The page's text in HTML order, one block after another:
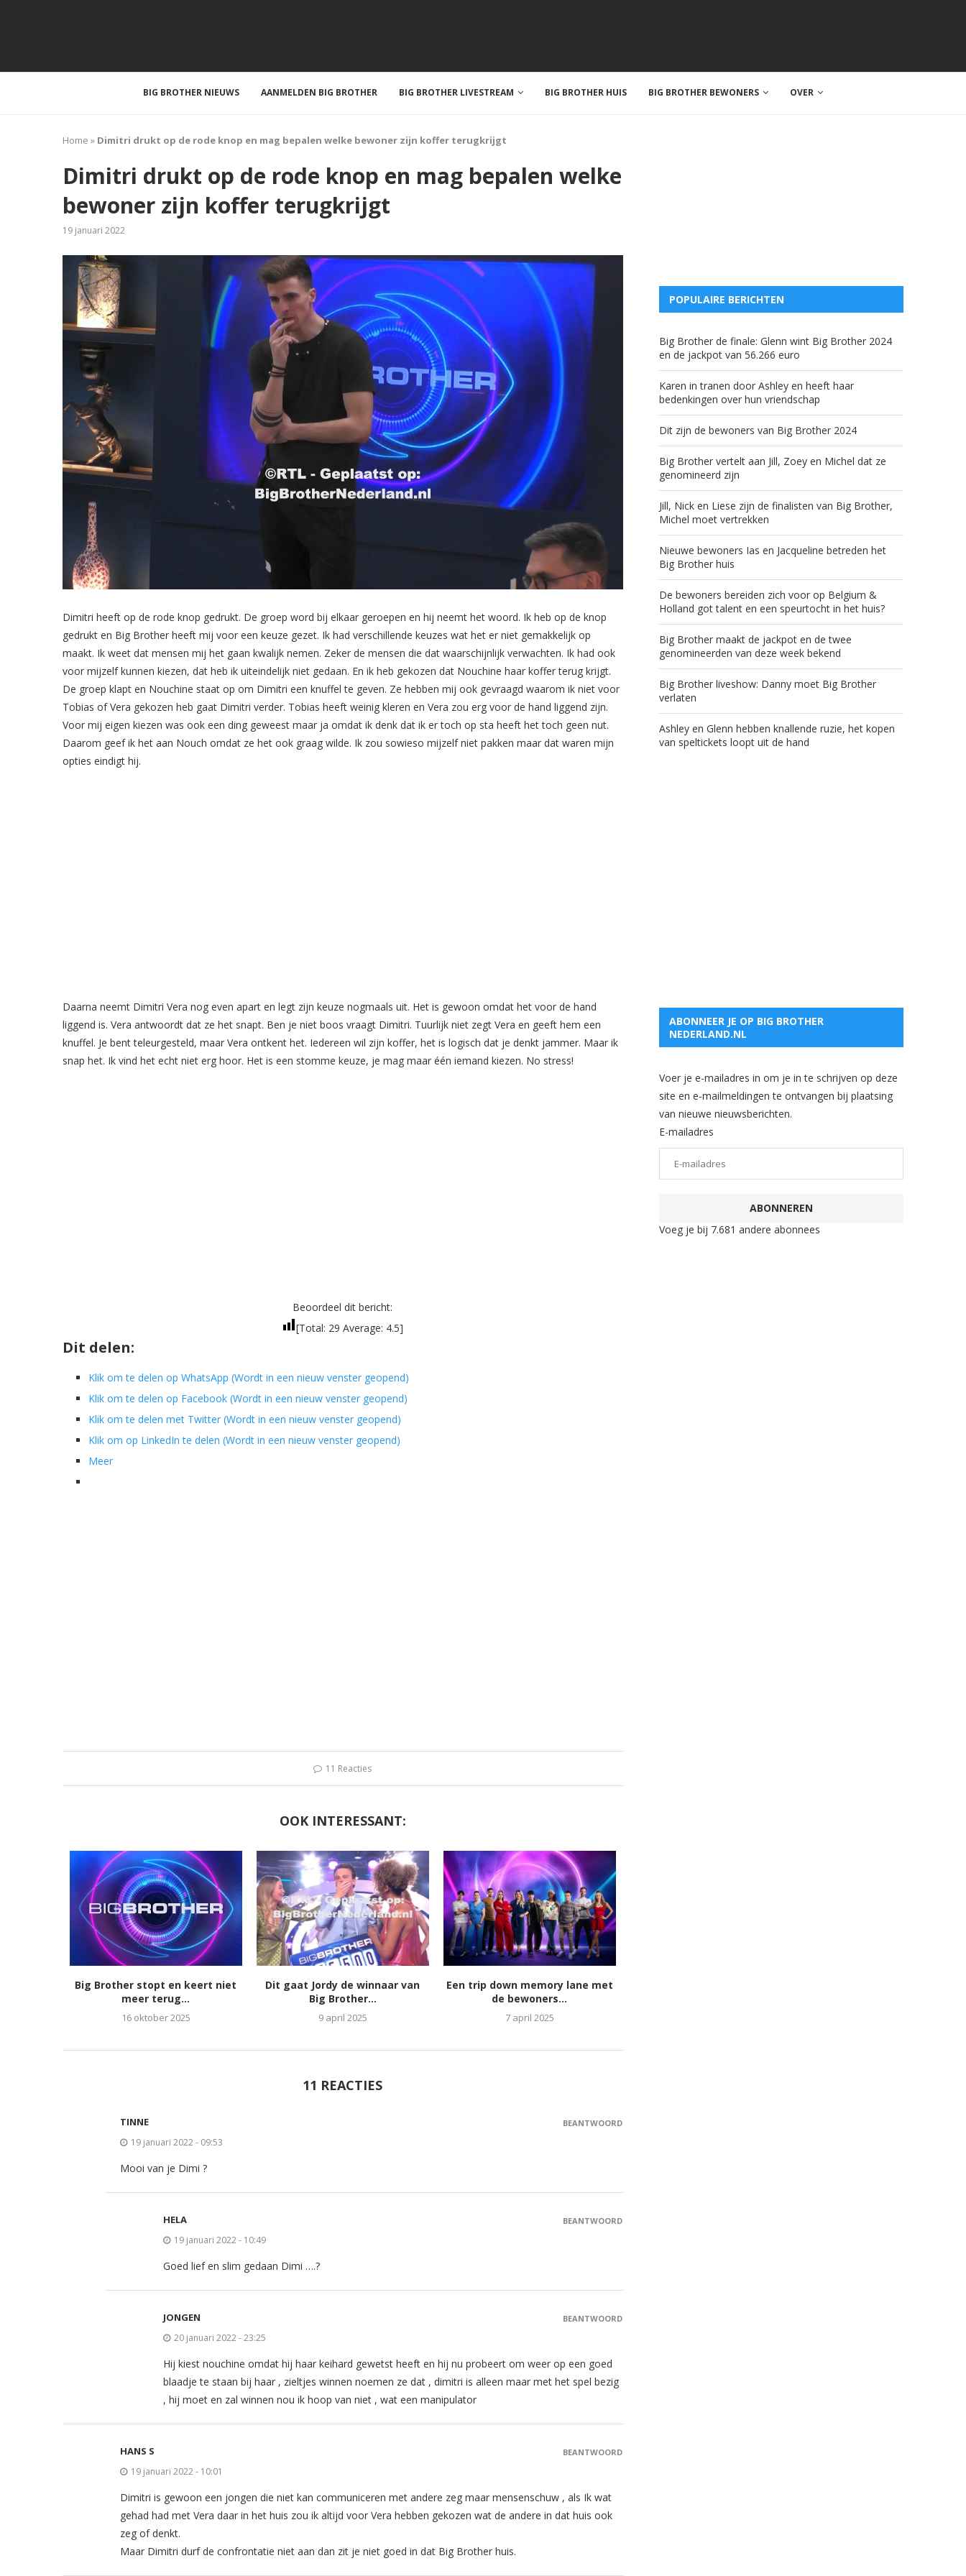
BIG BROTHER NIEUWS AANMELDEN BIG BROTHER BIG BROTHER LIVESTREAM BIG BROTHER HUIS BIG BROTHER BEWONERS OVER
Home » Dimitri drukt op de rode knop en mag bepalen welke bewoner zijn koffer terugkrijgt
Dimitri drukt op de rode knop en mag bepalen welke
bewoner zijn koffer terugkrijgt
19 januari 2022
Dimitri heeft op de rode knop gedrukt. De groep word bij elkaar geroepen en hij neemt het woord. Ik heb op de knop
gedrukt en Big Brother heeft mij voor een keuze gezet. Ik had verschillende keuzes wat het er niet gemakkelijk op
maakt. Ik weet dat mensen mij het gaan kwalijk nemen. Zeker de mensen die dat waarschijnlijk verwachten. Ik had ook
voor mijzelf kunnen kiezen, dat heb ik uiteindelijk niet gedaan. En ik heb gekozen dat Nouchine haar koffer terug krijgt.
De groep klapt en Nouchine staat op om Dimitri een knuffel te geven. Ze hebben mij ook gevraagd waarom ik niet voor
Tobias of Vera gekozen heb gaat Dimitri verder. Tobias heeft weinig kleren en Vera zou erg voor de hand liggend zijn.
Voor mij eigen kiezen was ook een ding geweest maar ja omdat ik denk dat ik er toch op sta heeft het toch geen nut.
Daarom geef ik het aan Nouch omdat ze het ook graag wilde. Ik zou sowieso mijzelf niet pakken maar dat waren mijn
opties eindigt hij.
Daarna neemt Dimitri Vera nog even apart en legt zijn keuze nogmaals uit. Het is gewoon omdat het voor de hand
liggend is. Vera antwoordt dat ze het snapt. Ben je niet boos vraagt Dimitri. Tuurlijk niet zegt Vera en geeft hem een
knuffel. Je bent teleurgesteld, maar Vera ontkent het. Iedereen wil zijn koffer, het is logisch dat je denkt jammer. Maar ik
snap het. Ik vind het echt niet erg hoor. Het is een stomme keuze, je mag maar één iemand kiezen. No stress!
Beoordeel dit bericht:
[Total: 29 Average: 4.5]
Dit delen:
Klik om te delen op WhatsApp (Wordt in een nieuw venster geopend)
Klik om te delen op Facebook (Wordt in een nieuw venster geopend)
Klik om te delen met Twitter (Wordt in een nieuw venster geopend)
Klik om op LinkedIn te delen (Wordt in een nieuw venster geopend)
Meer
11 Reacties
OOK INTERESSANT:
Big Brother stopt en keert niet
meer terug...
16 oktober 2025
Dit gaat Jordy de winnaar van
Big Brother...
9 april 2025
Een trip down memory lane met
de bewoners...
7 april 2025
11 REACTIES
TINNE
19 januari 2022 - 09:53
Mooi van je Dimi ?
BEANTWOORD
HELA
19 januari 2022 - 10:49
Goed lief en slim gedaan Dimi ….?
BEANTWOORD
JONGEN
20 januari 2022 - 23:25
Hij kiest nouchine omdat hij haar keihard gewetst heeft en hij nu probeert om weer op een goed
blaadje te staan bij haar , zieltjes winnen noemen ze dat , dimitri is alleen maar met het spel bezig
, hij moet en zal winnen nou ik hoop van niet , wat een manipulator
BEANTWOORD
HANS S
19 januari 2022 - 10:01
Dimitri is gewoon een jongen die niet kan communiceren met andere zeg maar mensenschuw , als Ik wat
gehad had met Vera daar in het huis zou ik altijd voor Vera hebben gekozen wat de andere in dat huis ook
zeg of denkt.
Maar Dimitri durf de confrontatie niet aan dan zit je niet goed in dat Big Brother huis.
BEANTWOORD
POPULAIRE BERICHTEN
Big Brother de finale: Glenn wint Big Brother 2024
en de jackpot van 56.266 euro
Karen in tranen door Ashley en heeft haar
bedenkingen over hun vriendschap
Dit zijn de bewoners van Big Brother 2024
Big Brother vertelt aan Jill, Zoey en Michel dat ze
genomineerd zijn
Jill, Nick en Liese zijn de finalisten van Big Brother,
Michel moet vertrekken
Nieuwe bewoners Ias en Jacqueline betreden het
Big Brother huis
De bewoners bereiden zich voor op Belgium &
Holland got talent en een speurtocht in het huis?
Big Brother maakt de jackpot en de twee
genomineerden van deze week bekend
Big Brother liveshow: Danny moet Big Brother
verlaten
Ashley en Glenn hebben knallende ruzie, het kopen
van speltickets loopt uit de hand
ABONNEER JE OP BIG BROTHER
NEDERLAND.NL
Voer je e-mailadres in om je in te schrijven op deze
site en e-mailmeldingen te ontvangen bij plaatsing
van nieuwe nieuwsberichten.
E-mailadres
ABONNEREN
Voeg je bij 7.681 andere abonnees